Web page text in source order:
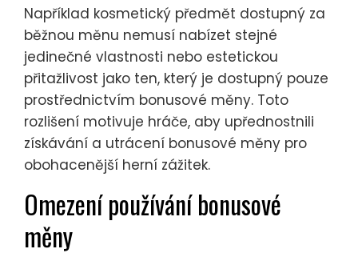
Například kosmetický předmět dostupný za
běžnou měnu nemusí nabízet stejné
jedinečné vlastnosti nebo estetickou
přitažlivost jako ten, který je dostupný pouze
prostřednictvím bonusové měny. Toto
rozlišení motivuje hráče, aby upřednostnili
získávání a utrácení bonusové měny pro
obohacenější herní zážitek.
Omezení používání bonusové
měny